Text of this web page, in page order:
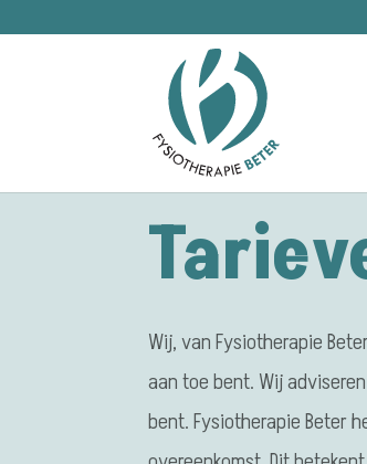
Wij, van Fysiotherapie
aan toe bent. Wij
bent. Fysiotherapie Beter